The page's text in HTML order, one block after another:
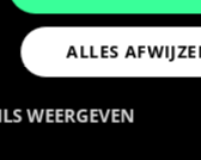
betaalbaar
ALLES
WEERGEVEN